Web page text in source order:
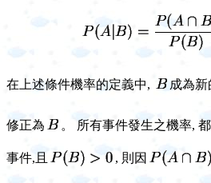
在上述條件機率的定義中, 成為新
修正為 。 所有事件發生之機率,
事件,且 , 則因